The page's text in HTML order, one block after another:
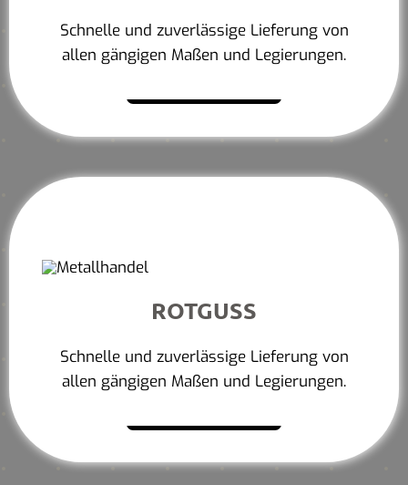
Schnelle und zuverlässige Lieferung von
allen gängigen Maßen und Legierungen.
ROTGUSS
Schnelle und zuverlässige Lieferung von
allen gängigen Maßen und Legierungen.